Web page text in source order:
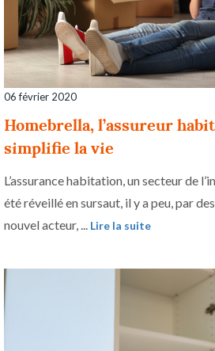
06 février 2020
Homebrella, l’assureur
simplifie la vie
L’assurance habitation, un secteur de
été réveillé en sursaut, il y a peu, par
nouvel acteur, ...
Lire la suite